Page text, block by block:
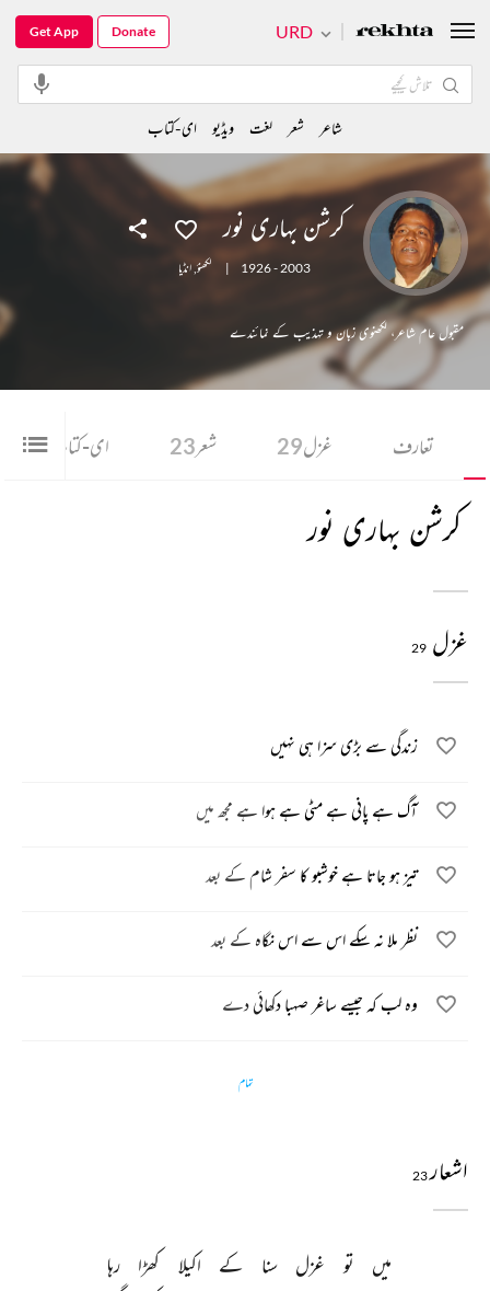
کرشن بہاری نور
1926 - 2003
| لکھنؤ,انڈیا
مقبول عام شاعر، لکھنوی زبان و تہذیب کے نمائندے
تعارف غزل29 شعر23 ای-کتاب 6
کرشن بہاری نور
غزل 29
زندگی سے بڑی سزا ہی نہیں
آگ ہے پانی ہے مٹی ہے ہوا ہے مجھ میں
تیز ہو جاتا ہے خوشبو کا سفر شام کے بعد
نظر ملا نہ سکے اس سے اس نگاہ کے بعد
وہ لب کہ جیسے ساغر صہبا دکھائی دے
تمام
اشعار23
میں تو غزل سنا کے اکیلا کھڑا
رہا
URD
Get App Donate
شاعر شعر لغت ویڈیو ای-کتاب